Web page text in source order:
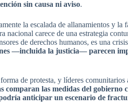
sin causa ni aviso.
la escalada de allanamientos y la
nacional carece de una estrategia
de derechos humanos, es una crisis
—incluida la justicia— parecen
de protesta, y líderes comunitarios
comparan las medidas del gobierno
anticipar un escenario de